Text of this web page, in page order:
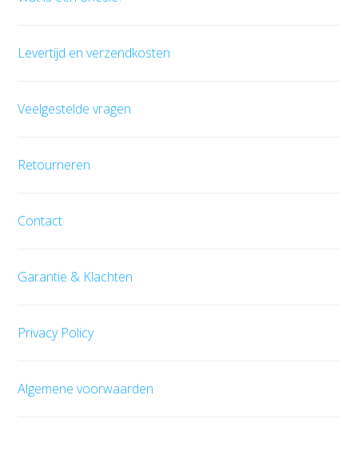
Levertijd en verzendkosten
Veelgestelde vragen
Retourneren
Contact
Garantie & Klachten
Privacy Policy
Algemene voorwaarden